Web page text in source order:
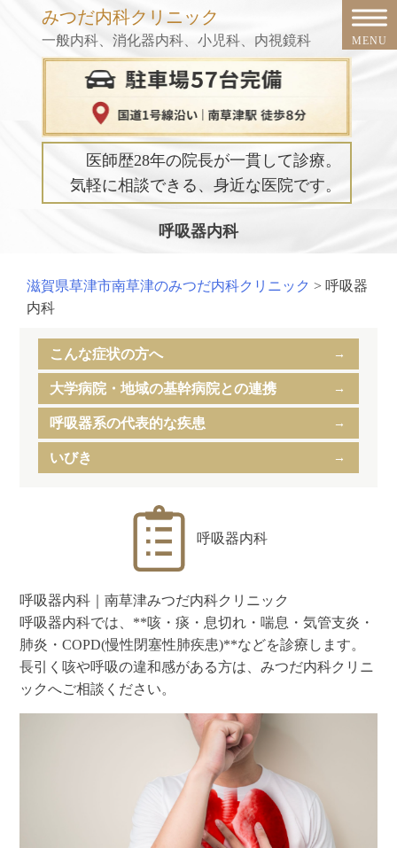
みつだ内科クリニック
一般内科、消化器内科、小児科、内視鏡科
医師歴28年の院長が一貫して診療。
気軽に相談できる、身近な医院です。
呼吸器内科
滋賀県草津市南草津のみつだ内科クリニック > 呼吸器
内科
こんな症状の方へ
大学病院・地域の基幹病院との連携
呼吸器系の代表的な疾患
いびき
呼吸器内科
呼吸器内科｜南草津みつだ内科クリニック
呼吸器内科では、**咳・痰・息切れ・喘息・気管支炎・
肺炎・COPD(慢性閉塞性肺疾患)**などを診療します。
長引く咳や呼吸の違和感がある方は、みつだ内科クリニ
ックへご相談ください。